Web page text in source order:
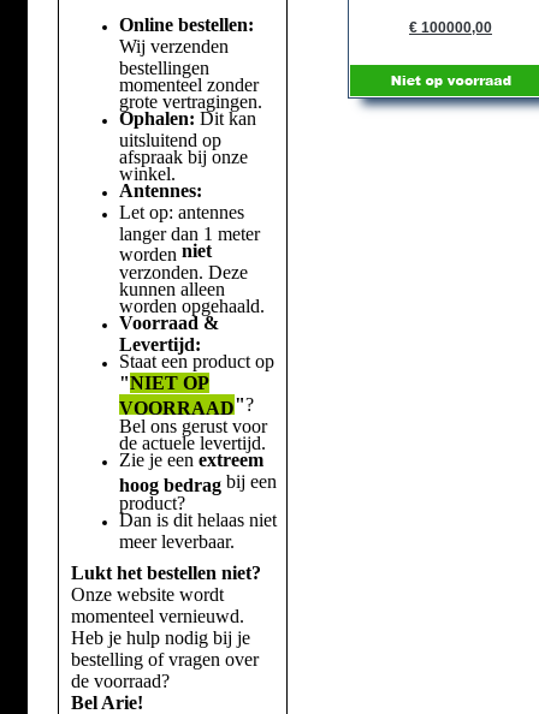
Online bestellen:
Wij verzenden
bestellingen
momenteel zonder
grote vertragingen.
Ophalen: Dit kan
uitsluitend op
afspraak bij onze
winkel.
Antennes:
Let op: antennes
langer dan 1 meter
worden niet
verzonden. Deze
kunnen alleen
worden opgehaald.
Voorraad &
Levertijd:
Staat een product op
"NIET OP
VOORRAAD"?
Bel ons gerust voor
de actuele levertijd.
Zie je een extreem
hoog bedragbij een
product?
Dan is dit helaas niet
meer leverbaar.
Lukt het bestellen niet?
Onze website wordt
momenteel vernieuwd.
Heb je hulp nodig bij je
bestelling of vragen over
de voorraad?
Bel Arie!
€ 100000,00